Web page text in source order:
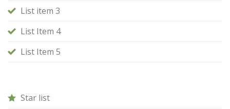
List item 3
List Item 4
List Item 5
Star list